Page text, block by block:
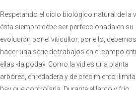
Respetando el ciclo biológico natural de la
ésta siempre debe ser perfeccionada en su
evolución por el viticultor, por ello, debemos
hacer una serie de trabajos en el campo
ellas «la poda». Como la vid es una planta
arbórea, enredadera y de crecimiento